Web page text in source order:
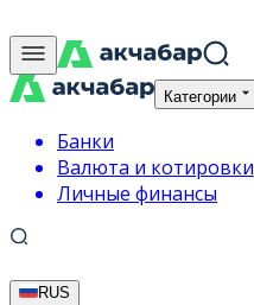
Категории
Банки
Валюта и котировки
Личные финансы
RUS